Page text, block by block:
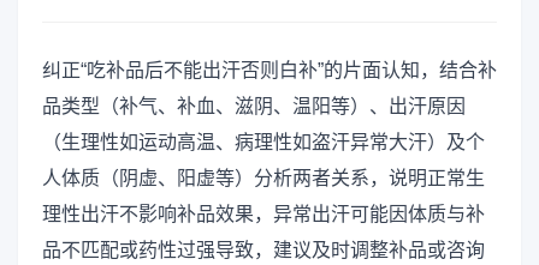
纠正“吃补品后不能出汗否则白补”的片面认知，结合补
品类型（补气、补血、滋阴、温阳等）、出汗原因
（生理性如运动高温、病理性如盗汗异常大汗）及个
人体质（阴虚、阳虚等）分析两者关系，说明正常生
理性出汗不影响补品效果，异常出汗可能因体质与补
品不匹配或药性过强导致，建议及时调整补品或咨询